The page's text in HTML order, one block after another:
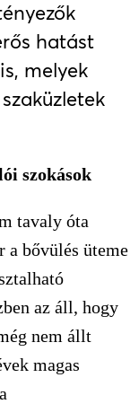
hatást
melyek
szokások
tavaly óta
a bővülés üteme
az áll, hogy
nem állt
magas